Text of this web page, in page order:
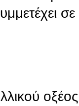
σε
οξέος